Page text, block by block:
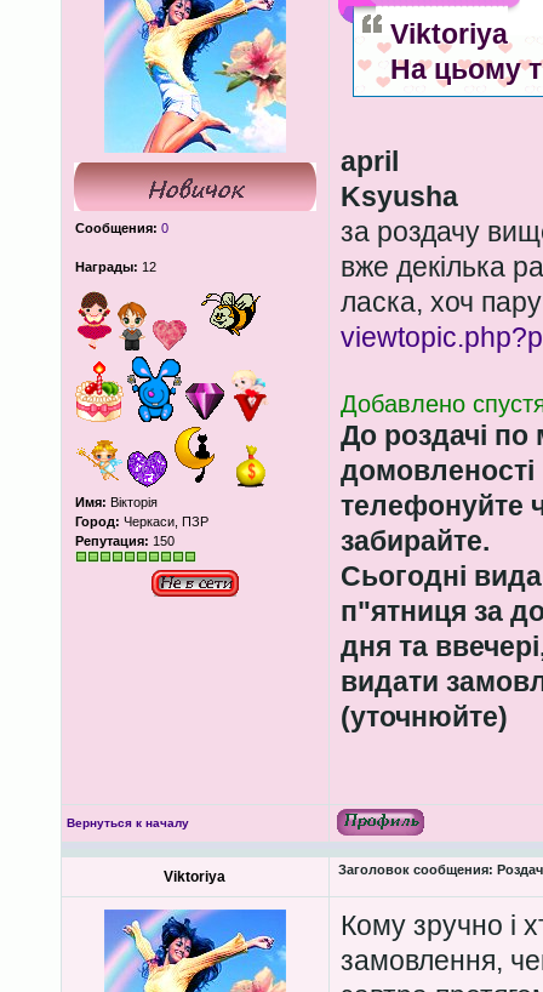
Сообщения: 0
Награды: 12
Имя: Вікторія
Город: Черкаси, ПЗР
Репутация: 150
Viktoriya
На цьому
april
Ksyusha
за роздачу
вже декілька
ласка, хоч
Добавлено
До роздачі по
телефонуйте
забирайте.
Сьогодні
п"ятниця за
дня та
видати
(уточнюйте)
Вернуться к началу
Viktoriya Заголовок сообщения:
Кому зручно і
замовлення,